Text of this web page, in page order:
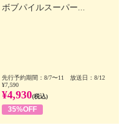
ボブパイルスーパー...
先行予約期間：8/7〜11 放送日：8/12
¥7,590
¥4,930(税込)
35%OFF